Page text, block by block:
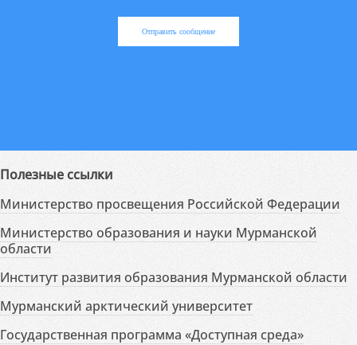
Отправить сообщение
Полезные ссылки
Министерство просвещения Российской Федерации
Министерство образования и науки Мурманской
области
Институт развития образования Мурманской области
Мурманский арктический университет
Государственная программа «Доступная среда»